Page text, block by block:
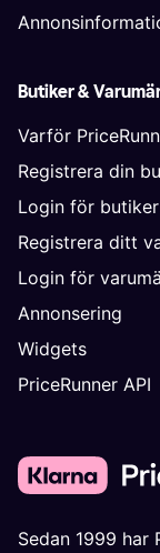
Butiker &
Varför
Registrera din
Login för butiker
Registrera ditt
Login för
Annonsering
Widgets
PriceRunner API
Sedan 1999 har